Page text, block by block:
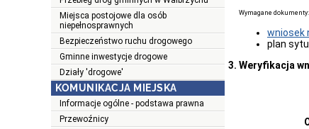
Miejsca postojowe dla osób
niepełnosprawnych
Bezpieczeństwo ruchu drogowego
Gminne inwestycje drogowe
Działy 'drogowe'
KOMUNIKACJA MIEJSKA
Informacje ogólne - podstawa prawna
Przewoźnicy
Wymagane dokumenty:
wniosek
3. Weryfikacja